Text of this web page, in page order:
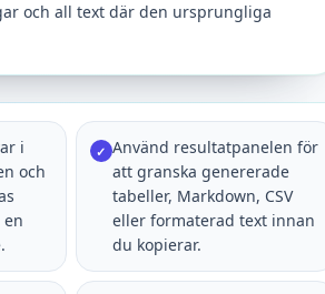
och all text där den ursprungliga
i
och
✓ Använd resultatpanelen för
att granska genererade
tabeller, Markdown, CSV
eller formaterad text innan
du kopierar.